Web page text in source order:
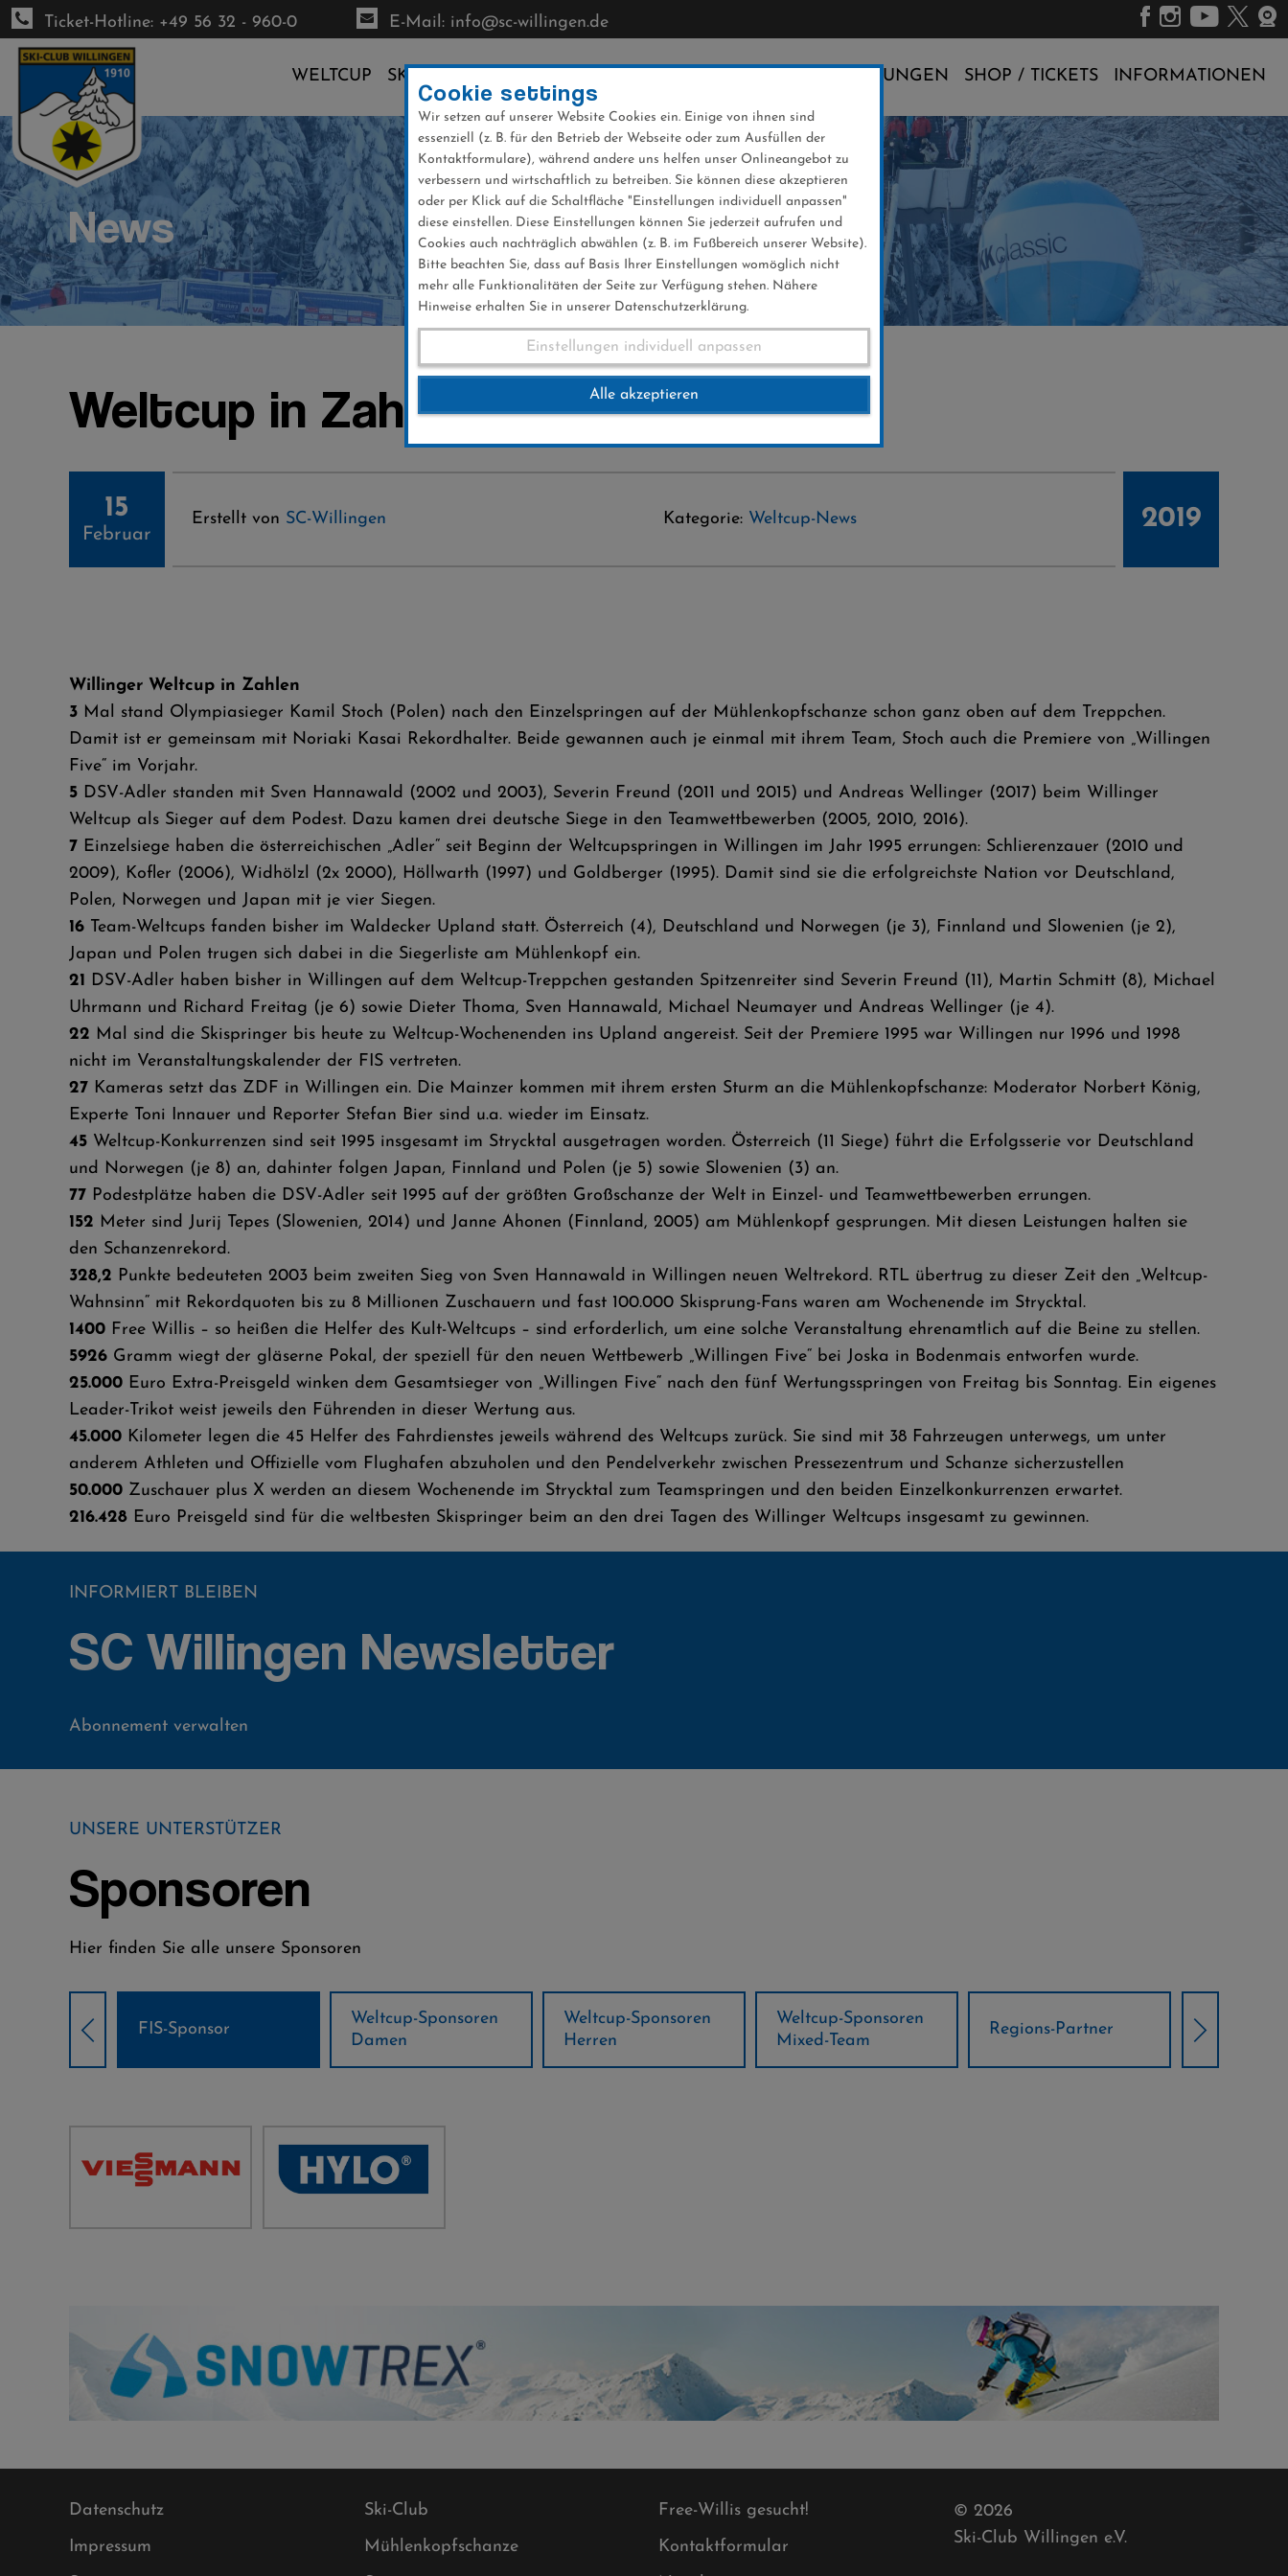
Direkt
zum
Inhalt
Ticket-Hotline: +49 56 32 - 960-0 E-Mail: info@sc-willingen.de
WELTCUP SKI-CLUB VERANSTALTUNGEN SHOP / TICKETS INFORMATIONEN
News
Weltcup in Zahlen
15
Februar
Erstellt von SC-Willingen Kategorie: Weltcup-News 2019
Willinger Weltcup in Zahlen
3 Mal stand Olympiasieger Kamil Stoch (Polen) nach den Einzelspringen auf der Mühlenkopfschanze schon ganz oben auf dem Treppchen.
Damit ist er gemeinsam mit Noriaki Kasai Rekordhalter. Beide gewannen auch je einmal mit ihrem Team, Stoch auch die Premiere von „Willingen
Five“ im Vorjahr.
5 DSV-Adler standen mit Sven Hannawald (2002 und 2003), Severin Freund (2011 und 2015) und Andreas Wellinger (2017) beim Willinger
Weltcup als Sieger auf dem Podest. Dazu kamen drei deutsche Siege in den Teamwettbewerben (2005, 2010, 2016).
7 Einzelsiege haben die österreichischen „Adler“ seit Beginn der Weltcupspringen in Willingen im Jahr 1995 errungen: Schlierenzauer (2010 und
2009), Kofler (2006), Widhölzl (2x 2000), Höllwarth (1997) und Goldberger (1995). Damit sind sie die erfolgreichste Nation vor Deutschland,
Polen, Norwegen und Japan mit je vier Siegen.
16 Team-Weltcups fanden bisher im Waldecker Upland statt. Österreich (4), Deutschland und Norwegen (je 3), Finnland und Slowenien (je 2),
Japan und Polen trugen sich dabei in die Siegerliste am Mühlenkopf ein.
21 DSV-Adler haben bisher in Willingen auf dem Weltcup-Treppchen gestanden Spitzenreiter sind Severin Freund (11), Martin Schmitt (8), Michael
Uhrmann und Richard Freitag (je 6) sowie Dieter Thoma, Sven Hannawald, Michael Neumayer und Andreas Wellinger (je 4).
22 Mal sind die Skispringer bis heute zu Weltcup-Wochenenden ins Upland angereist. Seit der Premiere 1995 war Willingen nur 1996 und 1998
nicht im Veranstaltungskalender der FIS vertreten.
27 Kameras setzt das ZDF in Willingen ein. Die Mainzer kommen mit ihrem ersten Sturm an die Mühlenkopfschanze: Moderator Norbert König,
Experte Toni Innauer und Reporter Stefan Bier sind u.a. wieder im Einsatz.
45 Weltcup-Konkurrenzen sind seit 1995 insgesamt im Strycktal ausgetragen worden. Österreich (11 Siege) führt die Erfolgsserie vor Deutschland
und Norwegen (je 8) an, dahinter folgen Japan, Finnland und Polen (je 5) sowie Slowenien (3) an.
77 Podestplätze haben die DSV-Adler seit 1995 auf der größten Großschanze der Welt in Einzel- und Teamwettbewerben errungen.
152 Meter sind Jurij Tepes (Slowenien, 2014) und Janne Ahonen (Finnland, 2005) am Mühlenkopf gesprungen. Mit diesen Leistungen halten sie
den Schanzenrekord.
328,2 Punkte bedeuteten 2003 beim zweiten Sieg von Sven Hannawald in Willingen neuen Weltrekord. RTL übertrug zu dieser Zeit den „Weltcup-
Wahnsinn“ mit Rekordquoten bis zu 8 Millionen Zuschauern und fast 100.000 Skisprung-Fans waren am Wochenende im Strycktal.
1400 Free Willis – so heißen die Helfer des Kult-Weltcups – sind erforderlich, um eine solche Veranstaltung ehrenamtlich auf die Beine zu stellen.
5926 Gramm wiegt der gläserne Pokal, der speziell für den neuen Wettbewerb „Willingen Five“ bei Joska in Bodenmais entworfen wurde.
25.000 Euro Extra-Preisgeld winken dem Gesamtsieger von „Willingen Five“ nach den fünf Wertungsspringen von Freitag bis Sonntag. Ein eigenes
Leader-Trikot weist jeweils den Führenden in dieser Wertung aus.
45.000 Kilometer legen die 45 Helfer des Fahrdienstes jeweils während des Weltcups zurück. Sie sind mit 38 Fahrzeugen unterwegs, um unter
anderem Athleten und Offizielle vom Flughafen abzuholen und den Pendelverkehr zwischen Pressezentrum und Schanze sicherzustellen
50.000 Zuschauer plus X werden an diesem Wochenende im Strycktal zum Teamspringen und den beiden Einzelkonkurrenzen erwartet.
216.428 Euro Preisgeld sind für die weltbesten Skispringer beim an den drei Tagen des Willinger Weltcups insgesamt zu gewinnen.
Cookie settings
Wir setzen auf unserer Website Cookies ein. Einige von ihnen sind
essenziell (z. B. für den Betrieb der Webseite oder zum Ausfüllen der
Kontaktformulare), während andere uns helfen unser Onlineangebot zu
verbessern und wirtschaftlich zu betreiben. Sie können diese akzeptieren
oder per Klick auf die Schaltfläche "Einstellungen individuell anpassen"
diese einstellen. Diese Einstellungen können Sie jederzeit aufrufen und
Cookies auch nachträglich abwählen (z. B. im Fußbereich unserer Website).
Bitte beachten Sie, dass auf Basis Ihrer Einstellungen womöglich nicht
mehr alle Funktionalitäten der Seite zur Verfügung stehen. Nähere
Hinweise erhalten Sie in unserer Datenschutzerklärung.
Einstellungen individuell anpassen
Alle akzeptieren
INFORMIERT BLEIBEN
SC Willingen Newsletter
Abonnement verwalten
UNSERE UNTERSTÜTZER
Sponsoren
Hier finden Sie alle unsere Sponsoren
Weltcup-Sponsoren
Damen
Weltcup-Sponsoren
Herren
Weltcup-Sponsoren
Mixed-Team
Regions-Partner
Örtliche Weltcup-
Partner
Klima
Datenschutz
Impressum
Ski-Club
Mühlenkopfschanze
Free-Willis gesucht!
Kontaktformular
© 2026
Ski-Club Willingen e.V.